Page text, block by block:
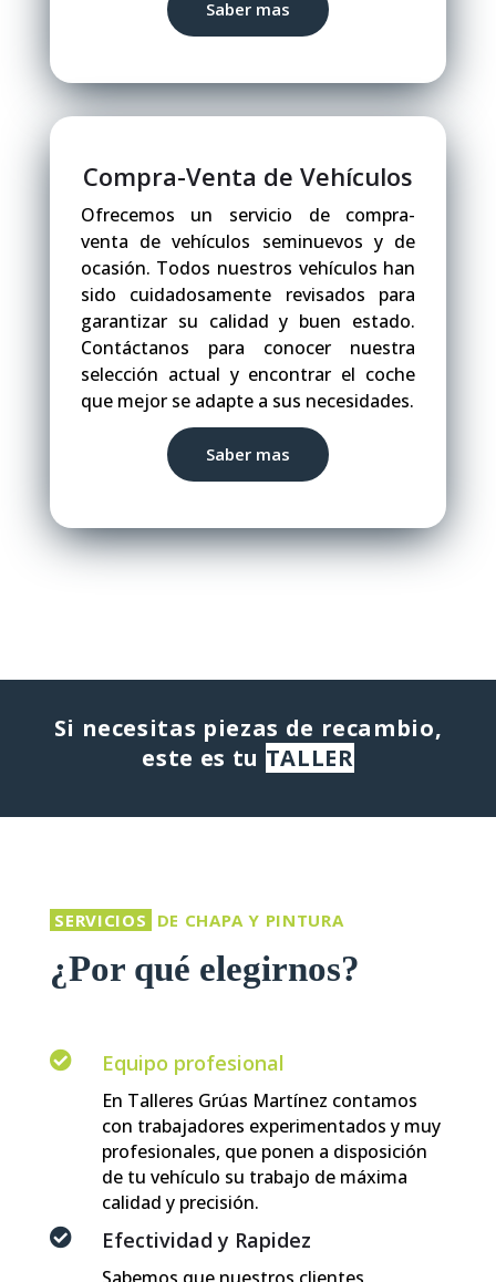
Saber mas
Compra-Venta de Vehículos
Ofrecemos un servicio de compra-
venta de vehículos seminuevos y de
ocasión. Todos nuestros vehículos han
sido cuidadosamente revisados para
garantizar su calidad y buen estado.
Contáctanos para conocer nuestra
selección actual y encontrar el coche
que mejor se adapte a sus necesidades.
Saber mas
Si necesitas piezas de recambio,
este es tu TALLER
SERVICIOS DE CHAPA Y PINTURA
¿Por qué elegirnos?
 Equipo profesional
En Talleres Grúas Martínez contamos
con trabajadores experimentados y muy
profesionales, que ponen a disposición
de tu vehículo su trabajo de máxima
calidad y precisión.
 Efectividad y Rapidez